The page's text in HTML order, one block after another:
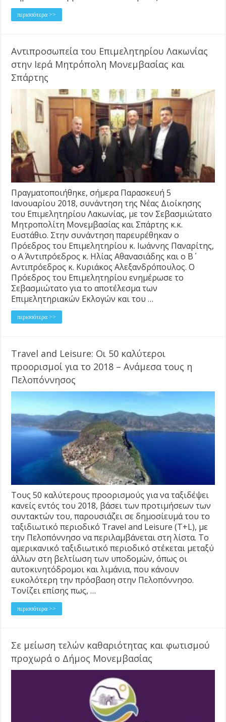
περισσότερα >>
Αντιπροσωπεία του Επιμελητηρίου Λακωνίας
στην Ιερά Μητρόπολη Μονεμβασίας και
Σπάρτης
Πραγματοποιήθηκε, σήμερα Παρασκευή 5
Ιανουαρίου 2018, συνάντηση της Νέας Διοίκησης
του Επιμελητηρίου Λακωνίας, με τον Σεβασμιώτατο
Μητροπολίτη Μονεμβασίας και Σπάρτης κ.κ.
Ευστάθιο. Στην συνάντηση παρευρέθηκαν ο
Πρόεδρος του Επιμελητηρίου κ. Ιωάννης Παναρίτης,
ο Α΄ Αντιπρόεδρος κ. Ηλίας Αθανασιάδης και ο Β΄
Αντιπρόεδρος κ. Κυριάκος Αλεξανδρόπουλος. Ο
Πρόεδρος του Επιμελητηρίου ενημέρωσε το
Σεβασμιώτατο για το αποτέλεσμα των
Επιμελητηριακών Εκλογών και του …
περισσότερα >>
Travel and Leisure: Οι 50 καλύτεροι
προορισμοί για το 2018 – Ανάμεσα τους η
Πελοπόννησος
Τους 50 καλύτερους προορισμούς για να ταξιδέψει
κανείς εντός του 2018, βάσει των προτιμήσεων των
συντακτών του, παρουσιάζει σε δημοσίευμά του το
ταξιδιωτικό περιοδικό Travel and Leisure (T+L), με
την Πελοπόννησο να περιλαμβάνεται στη λίστα. Το
αμερικανικό ταξιδιωτικό περιοδικό στέκεται μεταξύ
άλλων στη βελτίωση των υποδομών, όπως οι
αυτοκινητόδρομοι και λιμάνια, που κάνουν
ευκολότερη την πρόσβαση στην Πελοπόννησο.
Τονίζει επίσης πως, …
περισσότερα >>
Σε μείωση τελών καθαριότητας και φωτισμού
προχωρά ο Δήμος Μονεμβασίας